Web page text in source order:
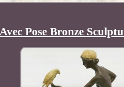
Pose Bronze